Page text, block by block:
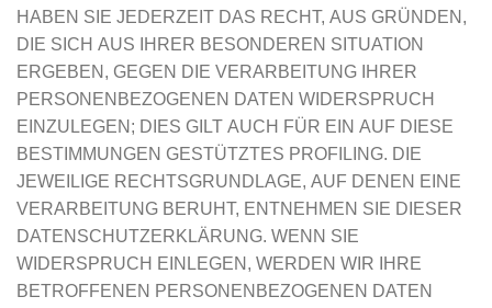
HABEN SIE JEDERZEIT DAS RECHT, AUS GRÜNDEN,
DIE SICH AUS IHRER BESONDEREN SITUATION
ERGEBEN, GEGEN DIE VERARBEITUNG IHRER
PERSONENBEZOGENEN DATEN WIDERSPRUCH
EINZULEGEN; DIES GILT AUCH FÜR EIN AUF DIESE
BESTIMMUNGEN GESTÜTZTES PROFILING. DIE
JEWEILIGE RECHTSGRUNDLAGE, AUF DENEN EINE
VERARBEITUNG BERUHT, ENTNEHMEN SIE DIESER
DATENSCHUTZERKLÄRUNG. WENN SIE
WIDERSPRUCH EINLEGEN, WERDEN WIR IHRE
BETROFFENEN PERSONENBEZOGENEN DATEN